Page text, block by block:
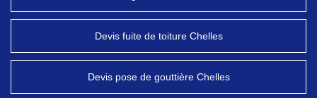
Devis fuite de toiture Chelles
Devis pose de gouttière Chelles